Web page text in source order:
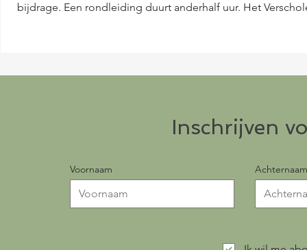
bijdrage. Een rondleiding duurt anderhalf uur. Het
Inschrijven
Voornaam Achternaam